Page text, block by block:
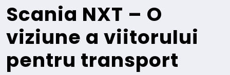
Scania NXT – O
viziune a viitorului
pentru transport